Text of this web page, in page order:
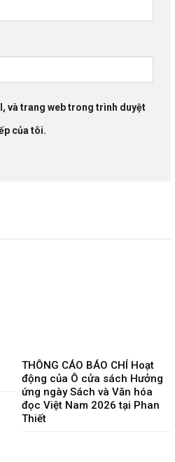
và trang web trong trình duyệt
của tôi.
THÔNG CÁO BÁO CHÍ Hoạt
động của Ô cửa sách Hưởng
ứng ngày Sách và Văn hóa
đọc Việt Nam 2026 tại Phan
Thiết